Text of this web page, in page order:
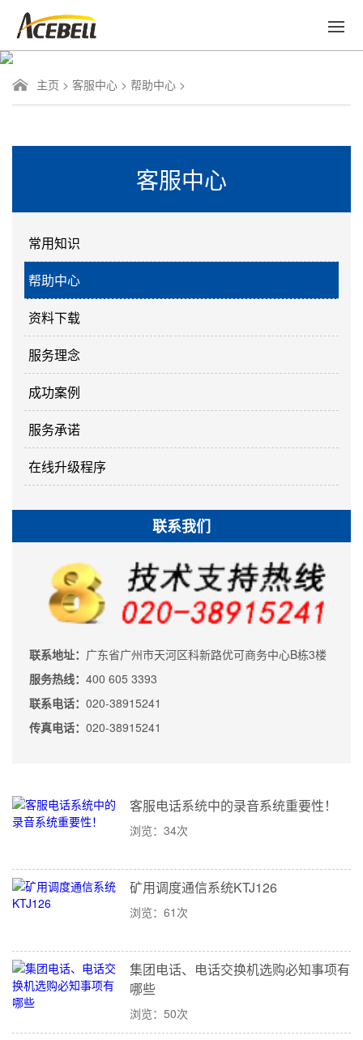
主页 > 客服中心 > 帮助中心 >
客服中心
常用知识
帮助中心
资料下载
服务理念
成功案例
服务承诺
在线升级程序
联系我们
联系地址： 广东省广州市天河区科新路优可商务中心B栋3楼
服务热线： 400 605 3393
联系电话： 020-38915241
传真电话： 020-38915241
客服电话系统中的录音系统重要性！
浏览：34次
矿用调度通信系统KTJ126
浏览：61次
集团电话、电话交换机选购必知事项有
哪些
浏览：50次